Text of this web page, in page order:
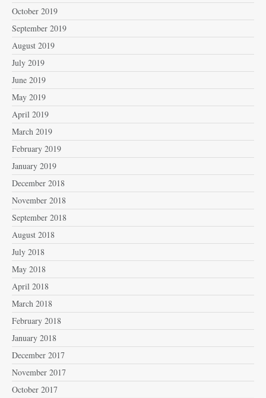
October 2019
September 2019
August 2019
July 2019
June 2019
May 2019
April 2019
March 2019
February 2019
January 2019
December 2018
November 2018
September 2018
August 2018
July 2018
May 2018
April 2018
March 2018
February 2018
January 2018
December 2017
November 2017
October 2017